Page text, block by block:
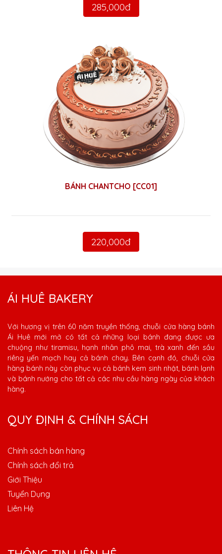
285,000đ
BÁNH CHANTCHO [CC01]
220,000đ
ÁI HUÊ BAKERY
Với hương vị trên 60 năm truyền thống, chuỗi cửa hàng bánh
Ái Huê mới mở có tất cả những loại bánh đang được ưa
chuộng như tiramisu, hạnh nhân phô mai, trà xanh đến sầu
riêng yến mạch hay cả bánh chay. Bên cạnh đó, chuỗi cửa
hàng bánh này còn phục vụ cả bánh kem sinh nhật, bánh lạnh
và bánh nướng cho tất cả các nhu cầu hàng ngày của khách
hàng.
QUY ĐỊNH & CHÍNH SÁCH
Chính sách bán hàng
Chính sách đổi trả
Giới Thiệu
Tuyển Dụng
Liên Hệ